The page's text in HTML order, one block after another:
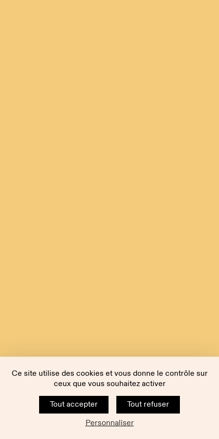
Ce site utilise des cookies et vous donne le contrôle sur
ceux que vous souhaitez activer
Tout accepter
Tout refuser
Personnaliser